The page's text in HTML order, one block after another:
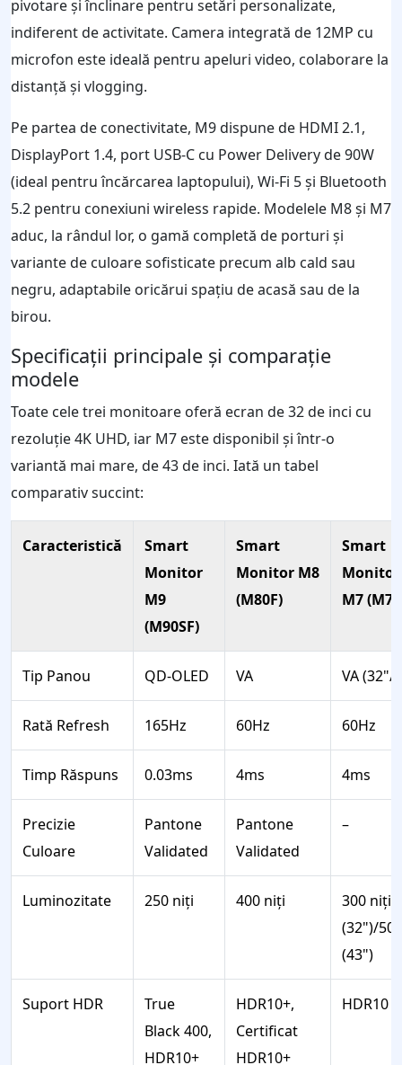
pivotare și înclinare pentru setări personalizate,
indiferent de activitate. Camera integrată de 12MP cu
microfon este ideală pentru apeluri video, colaborare la
distanță și vlogging.
Pe partea de conectivitate, M9 dispune de HDMI 2.1,
DisplayPort 1.4, port USB-C cu Power Delivery de 90W
(ideal pentru încărcarea laptopului), Wi-Fi 5 și Bluetooth
5.2 pentru conexiuni wireless rapide. Modelele M8 și M7
aduc, la rândul lor, o gamă completă de porturi și
variante de culoare sofisticate precum alb cald sau
negru, adaptabile oricărui spațiu de acasă sau de la
birou.
Specificații principale și comparație
modele
Toate cele trei monitoare oferă ecran de 32 de inci cu
rezoluție 4K UHD, iar M7 este disponibil și într-o
variantă mai mare, de 43 de inci. Iată un tabel
comparativ succint:
Caracteristică
Smart
Monitor
M9
(M90SF)
Smart
Monitor M8
(M80F)
Smart
Monitor
M7
Tip Panou QD-OLED VA VA (32"/
Rată Refresh 165Hz 60Hz 60Hz
Timp Răspuns 0.03ms 4ms 4ms
Precizie
Culoare
Pantone
Validated
Pantone
Validated
–
Luminozitate 250 niți 400 niți
300 niți
(32")/
(43")
Suport HDR
True
Black 400,
HDR10+
HDR10+,
Certificat
HDR10+
HDR10